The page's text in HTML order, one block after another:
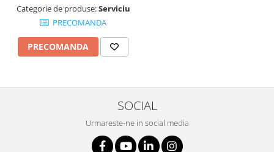
Categorie de produse:Serviciu
PRECOMANDA
PRECOMANDA
SOCIAL
Urmareste-ne in social media